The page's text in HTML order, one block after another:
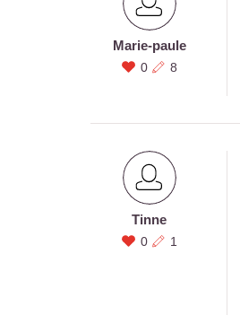
Marie-paule
0 8
Tinne
0 1